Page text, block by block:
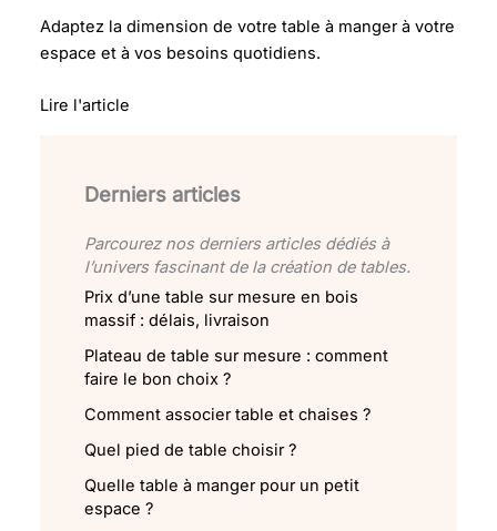
Adaptez la dimension de votre table à manger à votre
espace et à vos besoins quotidiens.
Lire l'article
Derniers articles
Parcourez nos derniers articles dédiés à
l’univers fascinant de la création de tables.
Prix d’une table sur mesure en bois
massif : délais, livraison
Plateau de table sur mesure : comment
faire le bon choix ?
Comment associer table et chaises ?
Quel pied de table choisir ?
Quelle table à manger pour un petit
espace ?